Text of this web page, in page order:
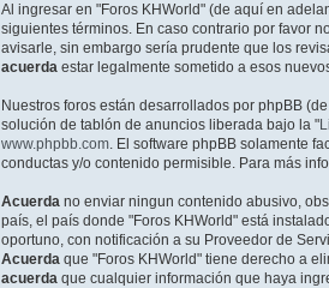
Al ingresar en "Foros KHWorld" (de aquí en
siguientes términos. En caso contrario por favor
avisarle, sin embargo sería prudente que los
acuerda estar legalmente sometido a esos
Nuestros foros están desarrollados por phpBB
solución de tablón de anuncios liberada bajo la "
www.phpbb.com. El software phpBB solamente
conductas y/o contenido permisible. Para más
Acuerda no enviar ningun contenido abusivo,
país, el país donde "Foros KHWorld" está
oportuno, con notificación a su Proveedor de
Acuerda que "Foros KHWorld" tiene derecho a
acuerda que cualquier información que haya